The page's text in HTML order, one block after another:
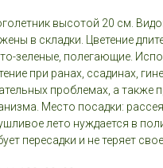
высотой 20 см.
в складки. Цветение
зеленые, полегающие.
при ранах, ссадинах,
проблемах, а также
Место посадки:
лето нуждается в
пересадки и не теряет